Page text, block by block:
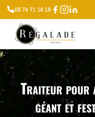
06 74 71 18 18
Traiteur pour
géant et